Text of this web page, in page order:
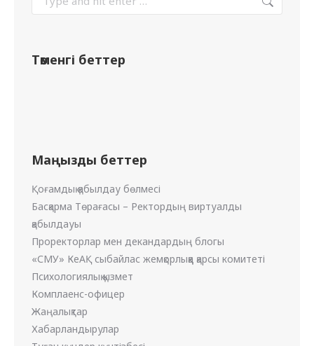
Төменгі беттер
Маңызды беттер
Қоғамдық қабылдау бөлмесі
Басқарма Төрағасы – Ректордың виртуалды
қабылдауы
Проректорлар мен декандардың блогы
«СМУ» КеАҚ сыбайлас жемқорлыққа қарсы комитеті
Психологиялық қызмет
Комплаенс-офицер
Жаңалықтар
Хабарландырулар